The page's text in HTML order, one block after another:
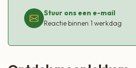
Stuur ons een e-mail
Reactie binnen 1 werkdag